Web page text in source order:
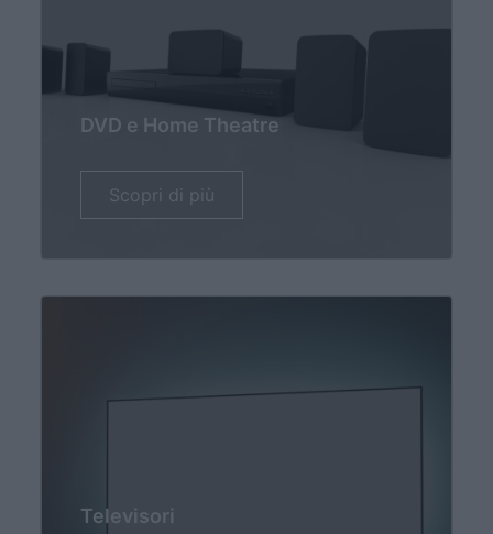
DVD e Home Theatre
Scopri di più
Televisori